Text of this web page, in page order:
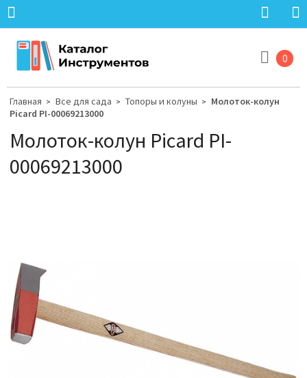
0
Главная > Все для сада > Топоры и колуны > Молоток-колун
Picard PI-00069213000
Молоток-колун Picard PI-
00069213000